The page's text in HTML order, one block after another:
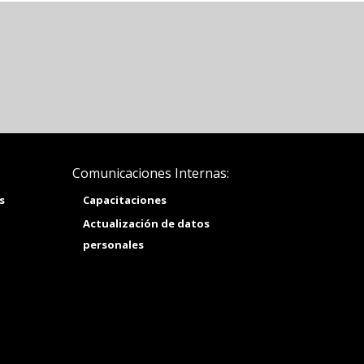
Comunicaciones Internas:
Capacitaciones
Actualización de datos
personales